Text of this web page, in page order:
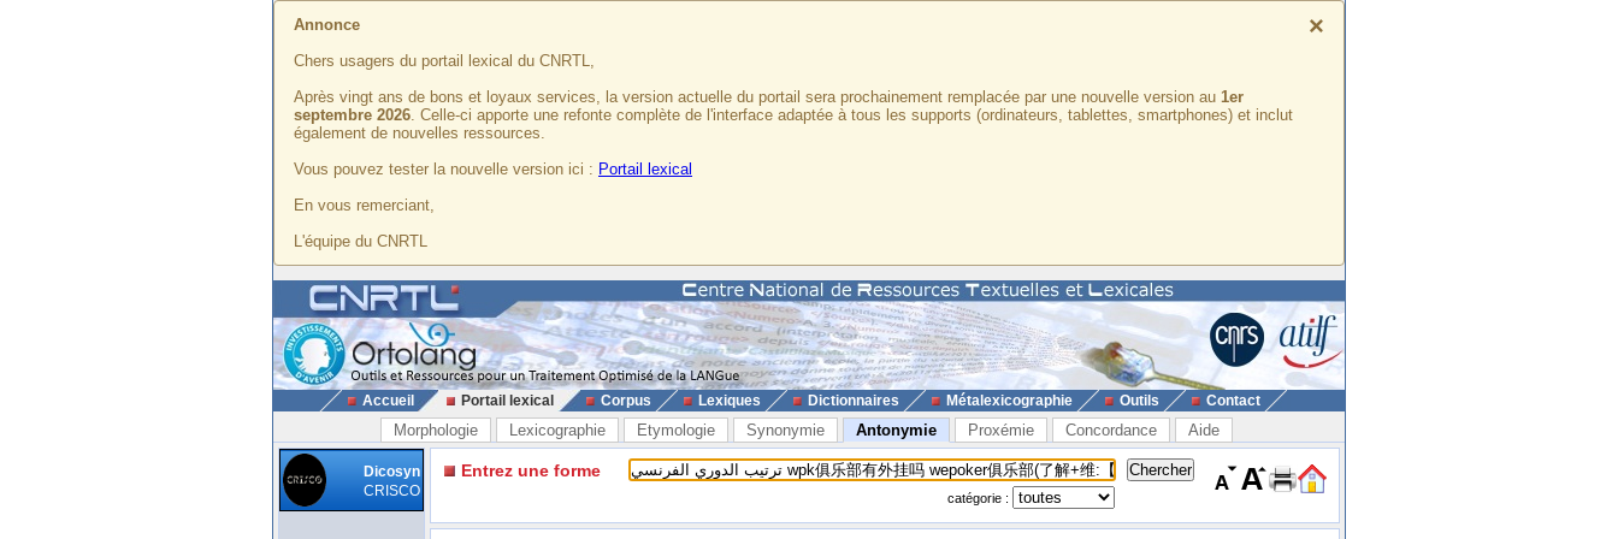
×
Annonce
Chers usagers du portail lexical du CNRTL,
Après vingt ans de bons et loyaux services, la version actuelle du portail sera prochainement remplacée par une nouvelle version au 1er
septembre 2026. Celle-ci apporte une refonte complète de l'interface adaptée à tous les supports (ordinateurs, tablettes, smartphones) et inclut
également de nouvelles ressources.
Vous pouvez tester la nouvelle version ici : Portail lexical
En vous remerciant,
L'équipe du CNRTL
Accueil Portail lexical Corpus Lexiques Dictionnaires Métalexicographie Outils Contact
Morphologie Lexicographie Etymologie Synonymie Antonymie Proxémie Concordance Aide
Dicosyn
CRISCO
Entrez une forme
catégorie :